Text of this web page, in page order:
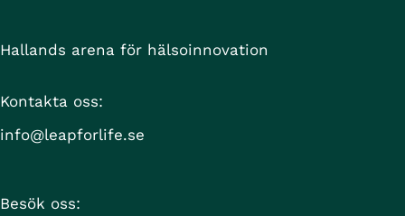
Hallands arena för hälsoinnovation
Kontakta oss:
info@leapforlife.se
Besök oss: